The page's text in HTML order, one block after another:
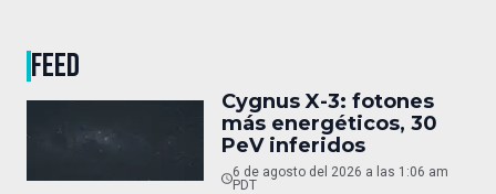
FEED
Cygnus X-3: fotones
más energéticos, 30
PeV inferidos
6 de agosto del 2026 a las 1:06 am
PDT